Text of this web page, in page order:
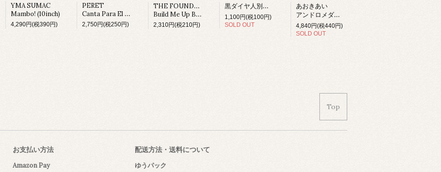
YMA SUMAC
Mambo! (10inch)
4,290円(税390円)
PERET
Canta Para El Cine (LP)
2,750円(税250円)
THE FOUNDATIONS
Build Me Up Buttercup (LP)
2,310円(税210円)
黒ダイヤ人別帳 テイチク編 (BOOK)
1,100円(税100円)
SOLD OUT
あおきあい
アンドロメダの異星人 (7inch)
4,840円(税440円)
SOLD OUT
Top
お支払い方法
Amazon Pay
配送方法・送料について
ゆうパック